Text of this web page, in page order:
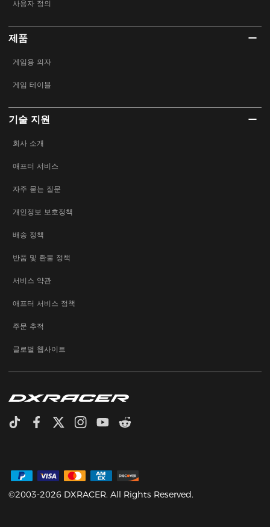
사용자 정의
제품
게임용 의자
게임 테이블
기술 지원
회사 소개
애프터 서비스
자주 묻는 질문
개인정보 보호정책
배송 정책
반품 및 환불 정책
서비스 약관
애프터 서비스 정책
주문 추적
글로벌 웹사이트
©2003-2026 DXRACER. All Rights Reserved.